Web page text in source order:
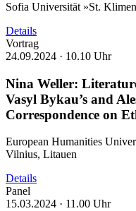
Sofia Universität »St.
Details
Vortrag
24.09.2024 · 10.10 Uhr
Nina Weller:
Vasyl Bykau’s and
Correspondence on
European Humanities
Vilnius, Litauen
Details
Panel
15.03.2024 · 11.00 Uhr